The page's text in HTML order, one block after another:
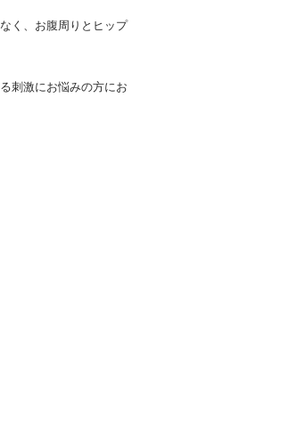
く、お腹周りとヒップ
刺激にお悩みの方にお